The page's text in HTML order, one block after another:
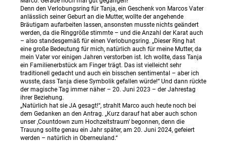
Denn den Verlobungsring für Tanja, ein Geschenk von Marcos Vater
anlässlich seiner Geburt an die Mutter, wollte der angehende
Bräutigam aufarbeiten lassen, ansonsten musste nichts geändert
werden, da die Ringgröße stimmte – und die Anzahl der Karat auch
– also standesgemäß für einen Verlobungsring. „Dieser Ring hat
eine große Bedeutung für mich, natürlich auch für meine Mutter, da
mein Vater vor einigen Jahren verstorben ist. Ich wollte, dass Tanja
ein Familienerbstück am Finger trägt. Das ist vielleicht sehr
traditionell gedacht und auch ein bisschen sentimental – aber ich
wusste, dass Tanja diese Symbolik gefallen würde!“ Und dann rückte
der magische Tag immer näher – 20. Juni 2023 – der Jahrestag
ihrer Beziehung.
„Natürlich hat sie JA gesagt!“, strahlt Marco auch heute noch bei
dem Gedanken an den Antrag. „Kurz darauf hat aber auch schon
unser ‚Countdown zum Hochzeitstraum‘ begonnen, denn die
Trauung sollte genau ein Jahr später, am 20. Juni 2024, gefeiert
werden – natürlich in Oberneuland.“